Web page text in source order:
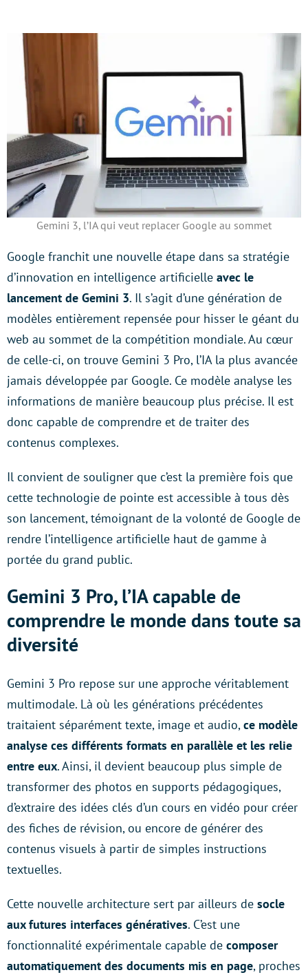
Gemini 3, l’IA qui veut replacer Google au sommet
Google franchit une nouvelle étape dans sa stratégie
d’innovation en intelligence artificielle avec le
lancement de Gemini 3. Il s’agit d’une génération de
modèles entièrement repensée pour hisser le géant du
web au sommet de la compétition mondiale. Au cœur
de celle-ci, on trouve Gemini 3 Pro, l’IA la plus avancée
jamais développée par Google. Ce modèle analyse les
informations de manière beaucoup plus précise. Il est
donc capable de comprendre et de traiter des
contenus complexes.
Il convient de souligner que c’est la première fois que
cette technologie de pointe est accessible à tous dès
son lancement, témoignant de la volonté de Google de
rendre l’intelligence artificielle haut de gamme à
portée du grand public.
Gemini 3 Pro, l’IA capable de
comprendre le monde dans toute sa
diversité
Gemini 3 Pro repose sur une approche véritablement
multimodale. Là où les générations précédentes
traitaient séparément texte, image et audio, ce modèle
analyse ces différents formats en parallèle et les relie
entre eux. Ainsi, il devient beaucoup plus simple de
transformer des photos en supports pédagogiques,
d’extraire des idées clés d’un cours en vidéo pour créer
des fiches de révision, ou encore de générer des
contenus visuels à partir de simples instructions
textuelles.
Cette nouvelle architecture sert par ailleurs de socle
aux futures interfaces génératives. C’est une
fonctionnalité expérimentale capable de composer
automatiquement des documents mis en page, proches